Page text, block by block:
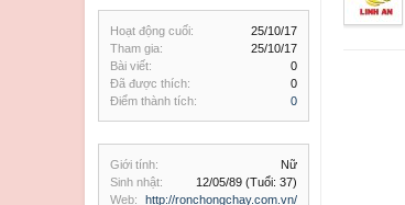
Hoạt động cuối:
25/10/17
Tham gia:
25/10/17
Bài viết:
0
Đã được thích:
0
Điểm thành tích:
0
Giới tính:
Nữ
Sinh nhật:
12/05/89 (Tuổi: 37)
Web:
http://ronchongchay.com.vn/